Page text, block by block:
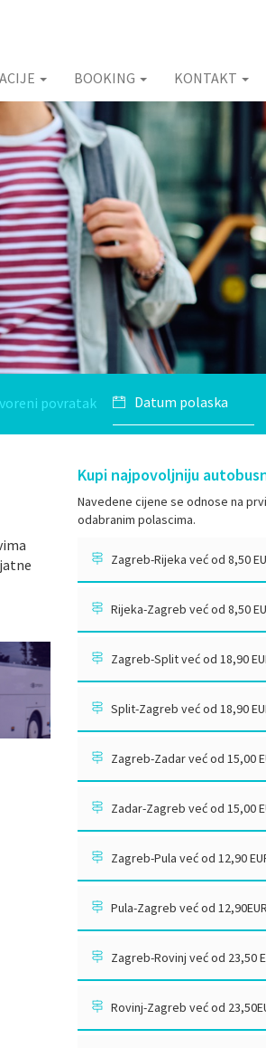
BOOKING KONTAKT
povratak
Kupi najpovoljniju
Navedene cijene se odnose na
odabranim polascima.
Zagreb-Rijeka već od 8,50
Rijeka-Zagreb već od 8,50
Zagreb-Split već od 18,90
Split-Zagreb već od 18,90
Zagreb-Zadar već od 15,00
Zadar-Zagreb već od 15,00
Zagreb-Pula već od 12,90
Pula-Zagreb već od 12,90EUR
Zagreb-Rovinj već od 23,50
Rovinj-Zagreb već od